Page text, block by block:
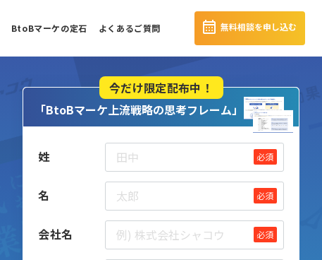
BtoBマーケの定石 よくあるご質問 無料相談を申し込む
今だけ限定配布中！
「BtoBマーケ上流戦略の思考フレーム」
姓 必須
名 必須
会社名 必須